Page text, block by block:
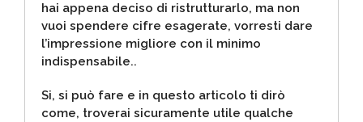
hai appena deciso di ristrutturarlo, ma non
vuoi spendere cifre esagerate, vorresti dare
l’impressione migliore con il minimo
indispensabile..
Si, si può fare e in questo articolo ti dirò
come, troverai sicuramente utile qualche